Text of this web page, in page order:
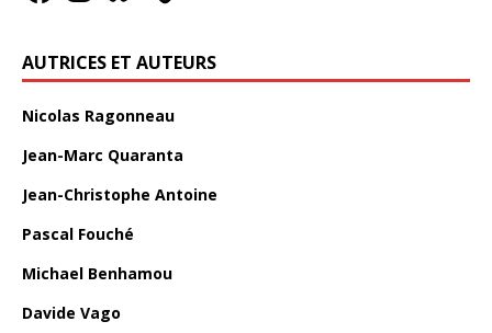
AUTRICES ET AUTEURS
Nicolas Ragonneau
Jean-Marc Quaranta
Jean-Christophe Antoine
Pascal Fouché
Michael Benhamou
Davide Vago